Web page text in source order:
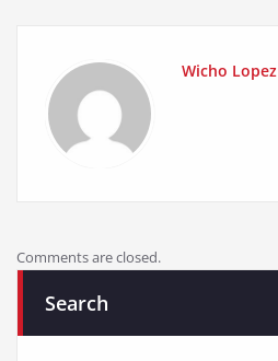
Wicho Lopez
Comments are closed.
Search